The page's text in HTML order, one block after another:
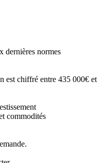
dernières normes
est chiffré entre 435 000€ et
commodités